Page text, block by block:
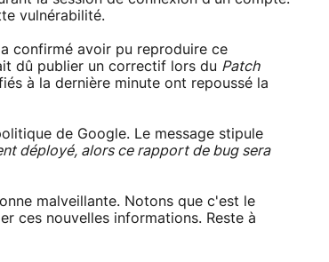
vulnérabilité.
confirmé avoir pu reproduire ce
dû publier un correctif lors du Patch
à la dernière minute ont repoussé la
de Google. Le message stipule
déployé, alors ce rapport de bug sera
malveillante. Notons que c'est le
ces nouvelles informations. Reste à